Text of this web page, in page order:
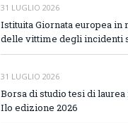
31 LUGLIO 2026
Istituita Giornata europea in
delle vittime degli incidenti
31 LUGLIO 2026
Borsa di studio tesi di
Ilo edizione 2026